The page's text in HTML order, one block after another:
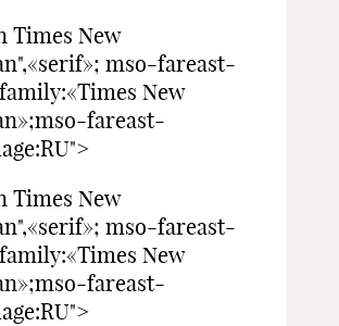
Times New
mso-fareast-
New
fareast-
Times New
mso-fareast-
New
fareast-